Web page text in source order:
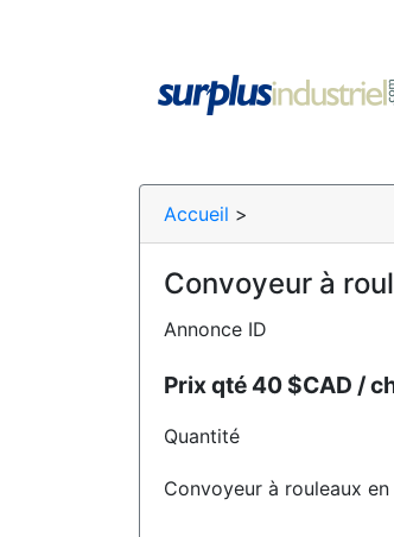
Accueil >
Convoyeur à
Annonce ID
Prix qté 40 $CAD /
Quantité
Convoyeur à rouleaux